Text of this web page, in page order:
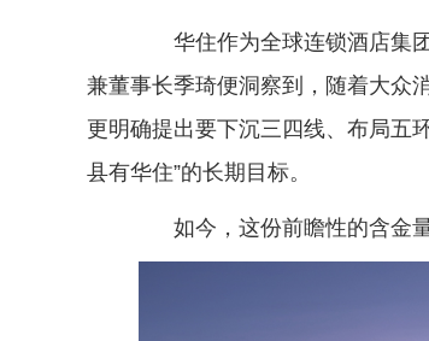
华住作为全球连锁酒店集团
兼董事长季琦便洞察到，随着大众
更明确提出要下沉三四线、布局五
县有华住”的长期目标。
如今，这份前瞻性的含金量